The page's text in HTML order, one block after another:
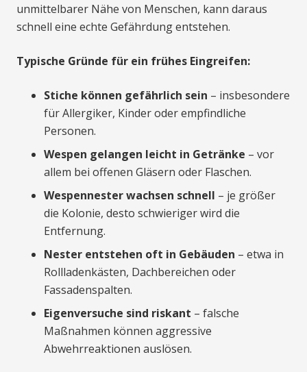
unmittelbarer Nähe von Menschen, kann daraus
schnell eine echte Gefährdung entstehen.
Typische Gründe für ein frühes Eingreifen:
Stiche können gefährlich sein – insbesondere
für Allergiker, Kinder oder empfindliche
Personen.
Wespen gelangen leicht in Getränke – vor
allem bei offenen Gläsern oder Flaschen.
Wespennester wachsen schnell – je größer
die Kolonie, desto schwieriger wird die
Entfernung.
Nester entstehen oft in Gebäuden – etwa in
Rollladenkästen, Dachbereichen oder
Fassadenspalten.
Eigenversuche sind riskant – falsche
Maßnahmen können aggressive
Abwehrreaktionen auslösen.